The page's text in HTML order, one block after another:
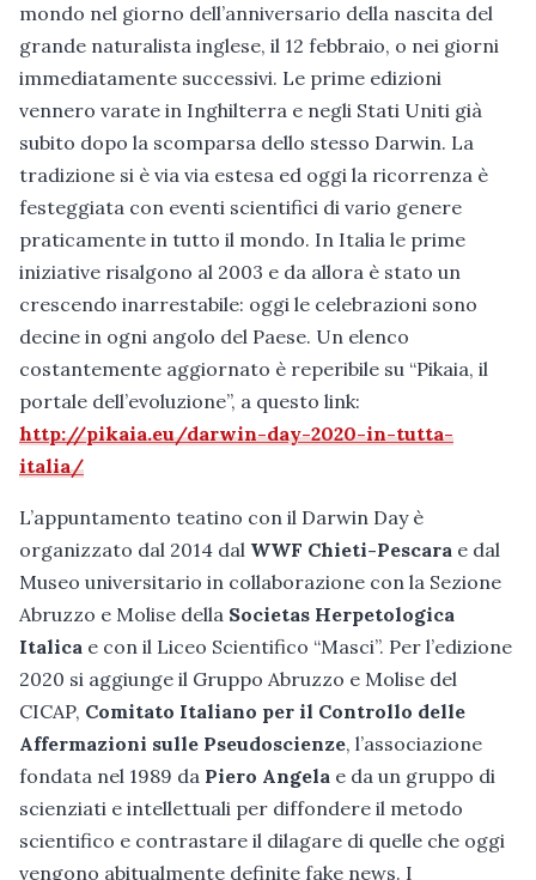
mondo nel giorno dell’anniversario della nascita del
grande naturalista inglese, il 12 febbraio, o nei giorni
immediatamente successivi. Le prime edizioni
vennero varate in Inghilterra e negli Stati Uniti già
subito dopo la scomparsa dello stesso Darwin. La
tradizione si è via via estesa ed oggi la ricorrenza è
festeggiata con eventi scientifici di vario genere
praticamente in tutto il mondo. In Italia le prime
iniziative risalgono al 2003 e da allora è stato un
crescendo inarrestabile: oggi le celebrazioni sono
decine in ogni angolo del Paese. Un elenco
costantemente aggiornato è reperibile su “Pikaia, il
portale dell’evoluzione”, a questo link:
http://pikaia.eu/darwin-day-2020-in-tutta-
italia/
L’appuntamento teatino con il Darwin Day è
organizzato dal 2014 dal WWF Chieti-Pescara e dal
Museo universitario in collaborazione con la Sezione
Abruzzo e Molise della Societas Herpetologica
Italica e con il Liceo Scientifico “Masci”. Per l’edizione
2020 si aggiunge il Gruppo Abruzzo e Molise del
CICAP, Comitato Italiano per il Controllo delle
Affermazioni sulle Pseudoscienze, l’associazione
fondata nel 1989 da Piero Angela e da un gruppo di
scienziati e intellettuali per diffondere il metodo
scientifico e contrastare il dilagare di quelle che oggi
vengono abitualmente definite fake news. I